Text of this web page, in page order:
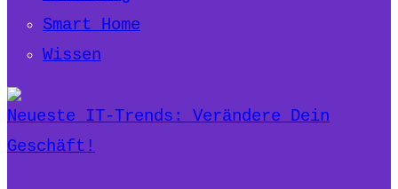
Smart Home
Wissen
Neueste IT-Trends: Verändere Dein
Geschäft!